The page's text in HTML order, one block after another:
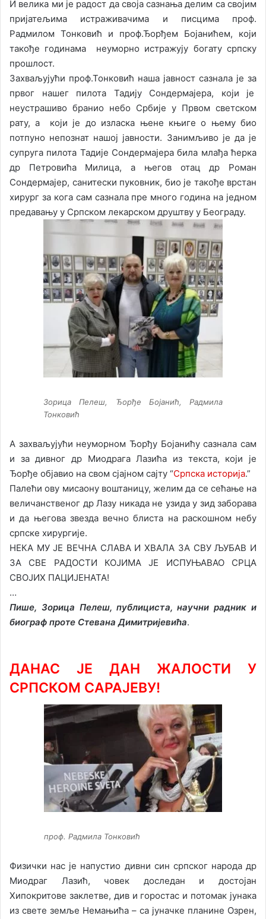
И велика ми је радост да своја сазнања делим са својим
пријатељима истраживачима и писцима проф.
Радмилом Тонковић и проф.Ђорђем Бојанићем, који
такође годинама неуморно истражују богату српску
прошлост.
Захваљујући проф.Тонковић наша јавност сазнала је за
првог нашег пилота Тадију Сондермајера, који је
неустрашиво бранио небо Србије у Првом светском
рату, а који је до изласка њене књиге о њему био
потпуно непознат нашој јавности. Занимљиво је да је
супруга пилота Тадије Сондермајера била млађа ћерка
др Петровића Милица, а његов отац др Роман
Сондермајер, санитески пуковник, био је такође врстан
хирург за кога сам сазнала пре много година на једном
предавању у Српском лекарском друштву у Београду.
Зорица Пелеш, Ђорђе Бојанић, Радмила
Тонковић
А захваљујући неуморном Ђорђу Бојанићу сазнала сам
и за дивног др Миодрага Лазића из текста, који је
Ђорђе објавио на свом сјајном сајту “Српска историја.”
Палећи ову мисаону воштаницу, желим да се сећање на
величанственог др Лазу никада не узида у зид заборава
и да његова звезда вечно блиста на раскошном небу
српске хирургије.
НЕКА МУ ЈЕ ВЕЧНА СЛАВА И ХВАЛА ЗА СВУ ЉУБАВ И
ЗА СВЕ РАДОСТИ КОЈИМА ЈЕ ИСПУЊАВАО СРЦА
СВОЈИХ ПАЦИЈЕНАТА!
…
Пише, Зорица Пелеш, публициста, научни радник и
биограф проте Стевана Димитријевића.
ДАНАС ЈЕ ДАН ЖАЛОСТИ У
СРПСКОМ САРАЈЕВУ!
проф. Радмила Тонковић
Физички нас је напустио дивни син српског народа др
Миодраг Лазић, човек доследан и достојан
Хипокритове заклетве, див и горостас и потомак јунака
из свете земље Немањића – са јуначке планине Озрен,